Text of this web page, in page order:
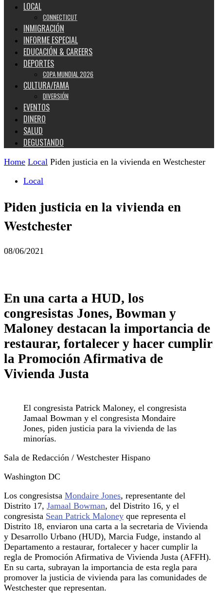
LOCAL
CONNECTICUT
INMIGRACIÓN
INFORME ESPECIAL
EDUCACIÓN & CAREERS
DEPORTES
COPA MUNDIAL 2026
CULTURA/FAMA
DIVERSIÓN
EVENTOS
DINERO
SALUD
DEGUSTANDO
Home Local Piden justicia en la vivienda en Westchester
Local
Piden justicia en la vivienda en
Westchester
08/06/2021
En una carta a HUD, los
congresistas Jones, Bowman y
Maloney destacan la importancia de
restaurar, fortalecer y hacer cumplir
la Promoción Afirmativa de
Vivienda Justa
El congresista Patrick Maloney, el congresista
Jamaal Bowman y el congresista Mondaire
Jones, piden justicia para la vivienda de las
minorías.
Sala de Redacción / Westchester Hispano
Washington DC
Los congresistsa Mondaire Jones, representante del
Distrito 17, Jamaal Bowman, del Distrito 16, y el
congresista Sean Patrick Maloney que representa el
Distrito 18, enviaron una carta a la secretaria de Vivienda
y Desarrollo Urbano (HUD), Marcia Fudge, instando al
Departamento a restaurar, fortalecer y hacer cumplir la
regla de Promoción Afirmativa de Vivienda Justa (AFFH).
En su carta, subrayan la importancia de esta regla para
promover la justicia de vivienda para las comunidades de
Westchester que representan.